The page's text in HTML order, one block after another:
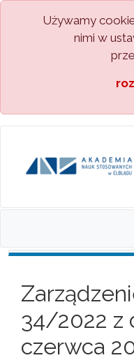
Używamy
nimi w
34/2022 z
czerwca